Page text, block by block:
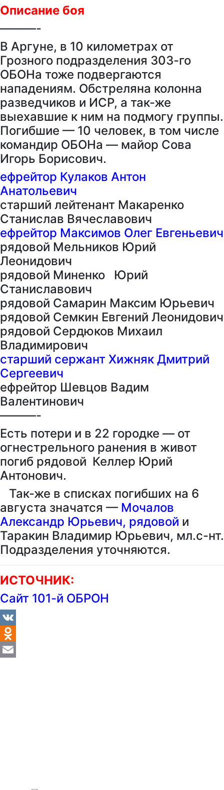
Описание боя
———-
В Аргуне, в 10 километрах от
Грозного подразделения 303-го
ОБОНа тоже подвергаются
нападениям. Обстреляна колонна
разведчиков и ИСР, а так-же
выехавшие к ним на подмогу группы.
Погибшие — 10 человек, в том числе
командир ОБОНа — майор Сова
Игорь Борисович.
ефрейтор Кулаков Антон
Анатольевич
старший лейтенант Макаренко
Станислав Вячеславович
ефрейтор Максимов Олег Евгеньевич
рядовой Мельников Юрий
Леонидович
рядовой Миненко Юрий
Станиславович
рядовой Самарин Максим Юрьевич
рядовой Семкин Евгений Леонидович
рядовой Сердюков Михаил
Владимирович
старший сержант Хижняк Дмитрий
Сергеевич
ефрейтор Шевцов Вадим
Валентинович
———-
Есть потери и в 22 городке — от
огнестрельного ранения в живот
погиб рядовой Келлер Юрий
Антонович.
Так-же в списках погибших на 6
августа значатся — Мочалов
Александр Юрьевич, рядовой и
Таракин Владимир Юрьевич, мл.с-нт.
Подразделения уточняются.
ИСТОЧНИК:
Сайт 101-й ОБРОН
VK
Odnoklassniki